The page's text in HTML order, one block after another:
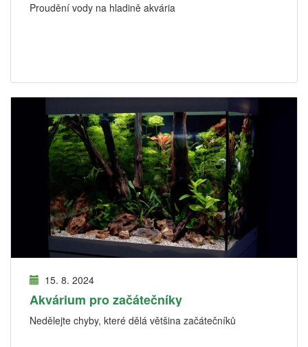
Proudění vody na hladině akvária
15. 8. 2024
Akvárium pro začátečníky
Nedělejte chyby, které dělá většina začátečníků